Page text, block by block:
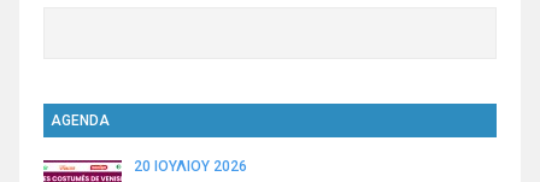
AGENDA
20 ΙΟΥΛΊΟΥ 2026